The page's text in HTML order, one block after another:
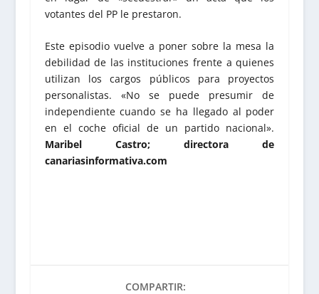
votantes del PP le prestaron.
Este episodio vuelve a poner sobre la mesa la
debilidad de las instituciones frente a quienes
utilizan los cargos públicos para proyectos
personalistas. «No se puede presumir de
independiente cuando se ha llegado al poder
en el coche oficial de un partido nacional».
Maribel Castro; directora de
canariasinformativa.com
COMPARTIR: